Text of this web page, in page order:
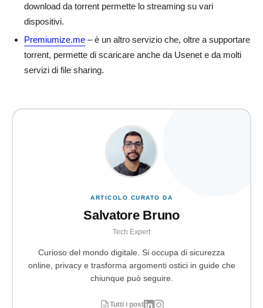
download da torrent permette lo streaming su vari
dispositivi.
Premiumize.me – è un altro servizio che, oltre a supportare
torrent, permette di scaricare anche da Usenet e da molti
servizi di file sharing.
ARTICOLO CURATO DA
Salvatore Bruno
Tech Expert
Curioso del mondo digitale. Si occupa di sicurezza
online, privacy e trasforma argomenti ostici in guide che
chiunque può seguire.
Tutti i post